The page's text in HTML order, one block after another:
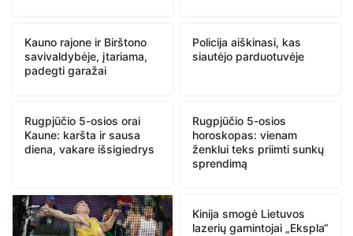
Kauno rajone ir Birštono
savivaldybėje, įtariama,
padegti garažai
Policija aiškinasi, kas
siautėjo parduotuvėje
Rugpjūčio 5-osios orai
Kaune: karšta ir sausa
diena, vakare išsigiedrys
Rugpjūčio 5-osios
horoskopas: vienam
ženklui teks priimti sunkų
sprendimą
Kinija smogė Lietuvos
lazerių gamintojai „Ekspla“